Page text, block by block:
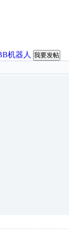
机器人 我要发帖